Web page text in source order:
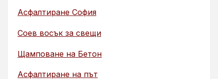
Асфалтиране София
Соев восък за свещи
Щамповане на Бетон
Асфалтиране на път